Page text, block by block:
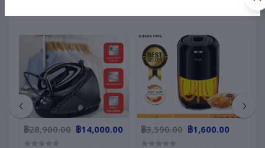
฿28,900.00 ฿14,000.00 ฿3,590.00 ฿1,600.00